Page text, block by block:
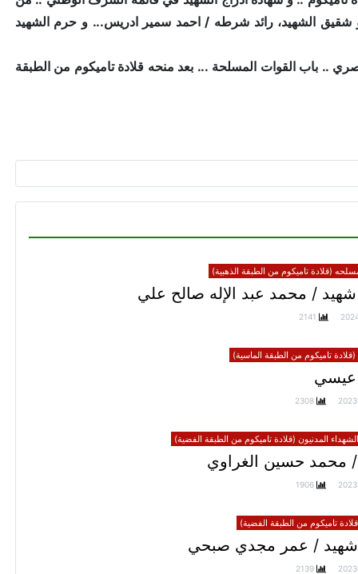
الشهيد، رائد شرطه / احمد سمير ادريس... و حرم الشهيد
.. باب القوات المسلحة ... بعد منحه قلادة تاميكوم من الطبقة
(قلادة تاميكوم من الطبقة الذهبية)
/ محمد عبد الإله صالح علي
2141
(قلادة تاميكوم من الطبقة الماسية)
2308
المدنيون (قلادة تاميكوم من الطبقة الفضية)
محمد حسين الغراوي
1906
تاميكوم من الطبقة الفضية)
/ عمر مجدي صبحي
2139